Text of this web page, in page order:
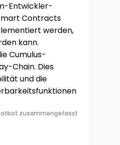
Entwickler-
Contracts
werden,
kann.
Cumulus-
Chain. Dies
und die
zusammengefasst